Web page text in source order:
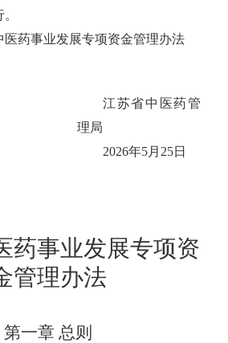
医药事业发展专项资金管理办法
江苏省中医药管
理局
2026年5月25日
药事业发展专项资
管理办法
第一章 总则